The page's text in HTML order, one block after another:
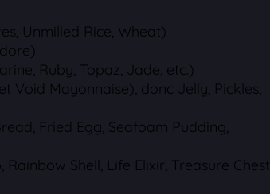
Unmilled Rice, Wheat)
Ruby, Topaz, Jade, etc.)
Void Mayonnaise), donc Jelly, Pickles,
Fried Egg, Seafoam Pudding,
Shell, Life Elixir, Treasure Chest,